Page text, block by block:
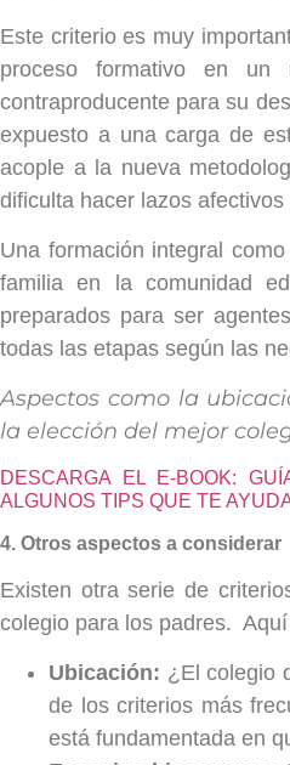
Este criterio es muy
proceso formativo en un
contraproducente para su
expuesto a una carga de
acople a la nueva
dificulta hacer lazos
Una formación integral
familia en la comunidad
preparados para ser
todas las etapas según las
Aspectos como la
la elección del mejor
DESCARGA EL E-BOOK:
ALGUNOS TIPS QUE TE
4. Otros aspectos a considerar
Existen otra serie de
colegio para los padres.
Ubicación: ¿El colegio
de los criterios más
está fundamentada en